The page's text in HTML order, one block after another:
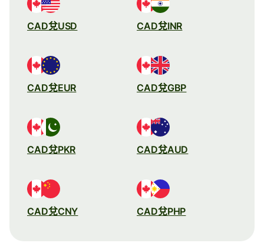
CAD兌USD CAD兌INR
CAD兌EUR CAD兌GBP
CAD兌PKR CAD兌AUD
CAD兌CNY CAD兌PHP